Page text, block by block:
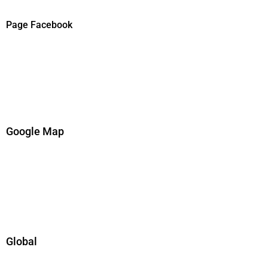
Page Facebook
Google Map
Global